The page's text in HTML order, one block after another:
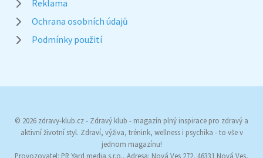
Reklama
Ochrana osobních údajů
Podmínky použití
© 2026 zdravy-klub.cz - Zdravý klub - magazín plný inspirace pro zdravý a
aktivní životní styl. Zdraví, výživa, trénink, wellness i psychika - to vše v
jednom magazínu!
Provozovatel: PR Yard media s.r.o., Adresa: Nová Ves 272, 46331 Nová Ves,